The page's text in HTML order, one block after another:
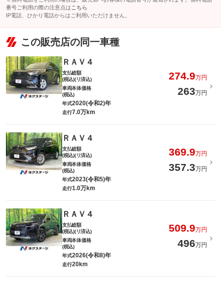
番号ご利用の際の注意点は こちら
IP電話、ひかり電話からはご利用いただけません。
この販売店の同一車種
ＲＡＶ４
支払総額
(税込)(リ済込)
274.9万円
車両本体価格
(税込)
263万円
年式2020(令和2)年
走行7.0万km
ＲＡＶ４
支払総額
(税込)(リ済込)
369.9万円
車両本体価格
(税込)
357.3万円
年式2023(令和5)年
走行1.0万km
ＲＡＶ４
支払総額
(税込)(リ済込)
509.9万円
車両本体価格
(税込)
496万円
年式2026(令和8)年
走行20km